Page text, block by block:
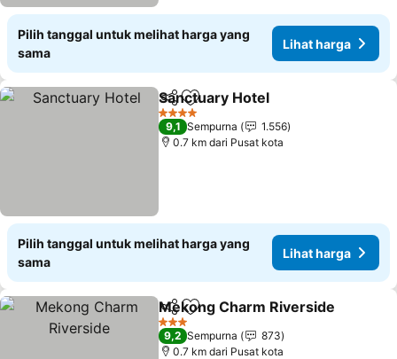
Pilih tanggal untuk melihat harga yang
sama
Lihat harga
BagikanTambahkan ke favorit
Sanctuary Hotel
4 Bintang
9,1 Sempurna
1.556
0.7 km dari Pusat kota
Pilih tanggal untuk melihat harga yang
sama
Lihat harga
BagikanTambahkan ke favorit
Mekong Charm Riverside
3 Bintang
9,2 Sempurna
873
0.7 km dari Pusat kota